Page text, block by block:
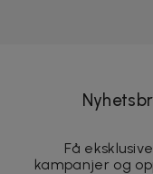
Få
kampanjer og